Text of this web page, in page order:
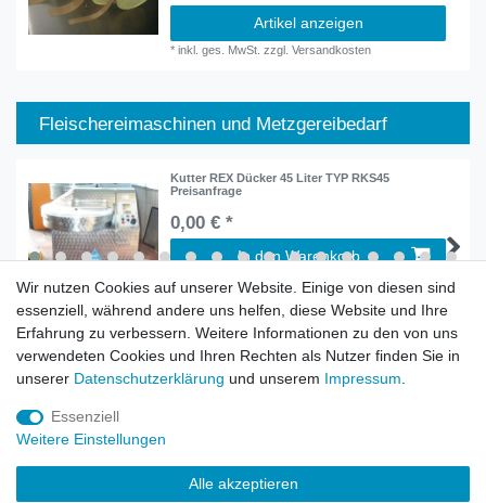
Artikel anzeigen
*inkl. ges. MwSt. zzgl.Versandkosten
Fleischereimaschinen und Metzgereibedarf
Kutter REX Dücker 45 Liter TYP RKS45
Preisanfrage
0,00 € *
In den Warenkorb
* inkl. ges. MwSt.zzgl. Versandkosten
Daten­schutz­erklärung AGB
Wir nutzen Cookies auf unserer Website. Einige von diesen sind
essenziell, während andere uns helfen, diese Website und Ihre
Erfahrung zu verbessern. Weitere Informationen zu den von uns
verwendeten Cookies und Ihren Rechten als Nutzer finden Sie in
unserer Daten­schutz­erklärung und unserem Impressum
Essenziell
Weitere Einstellungen
Alle akzeptieren